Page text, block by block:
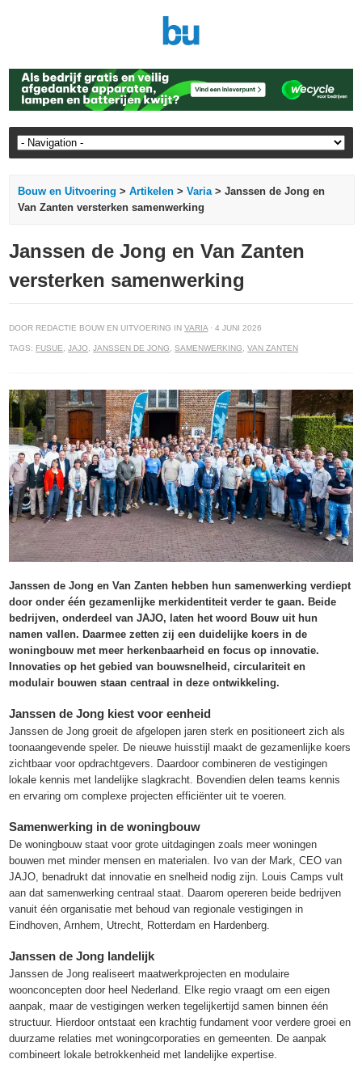
Bouw en Uitvoering >Artikelen >Varia> Janssen de Jong en
Van Zanten versterken samenwerking
Janssen de Jong en Van Zanten
versterken samenwerking
DOOR REDACTIE BOUW EN UITVOERING INVARIA· 4 JUNI 2026
TAGS: FUSUE,JAJO,JANSSEN DE JONG,SAMENWERKING,VAN ZANTEN
Janssen de Jong en Van Zanten hebben hun samenwerking verdiept
door onder één gezamenlijke merkidentiteit verder te gaan. Beide
bedrijven, onderdeel van JAJO, laten het woord Bouw uit hun
namen vallen. Daarmee zetten zij een duidelijke koers in de
woningbouw met meer herkenbaarheid en focus op innovatie.
Innovaties op het gebied van bouwsnelheid, circulariteit en
modulair bouwen staan centraal in deze ontwikkeling.
Janssen de Jong kiest voor eenheid
Janssen de Jong groeit de afgelopen jaren sterk en positioneert zich als
toonaangevende speler. De nieuwe huisstijl maakt de gezamenlijke koers
zichtbaar voor opdrachtgevers. Daardoor combineren de vestigingen
lokale kennis met landelijke slagkracht. Bovendien delen teams kennis
en ervaring om complexe projecten efficiënter uit te voeren.
Samenwerking in de woningbouw
De woningbouw staat voor grote uitdagingen zoals meer woningen
bouwen met minder mensen en materialen. Ivo van der Mark, CEO van
JAJO, benadrukt dat innovatie en snelheid nodig zijn. Louis Camps vult
aan dat samenwerking centraal staat. Daarom opereren beide bedrijven
vanuit één organisatie met behoud van regionale vestigingen in
Eindhoven, Arnhem, Utrecht, Rotterdam en Hardenberg.
Janssen de Jong landelijk
Janssen de Jong realiseert maatwerkprojecten en modulaire
woonconcepten door heel Nederland. Elke regio vraagt om een eigen
aanpak, maar de vestigingen werken tegelijkertijd samen binnen één
structuur. Hierdoor ontstaat een krachtig fundament voor verdere groei en
duurzame relaties met woningcorporaties en gemeenten. De aanpak
combineert lokale betrokkenheid met landelijke expertise.